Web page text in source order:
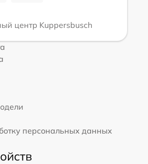
центр Kuppersbusch
персональных данных